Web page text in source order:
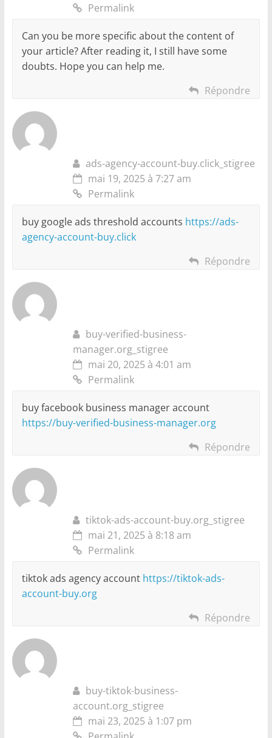
Permalink
Can you be more specific about the content of
your article? After reading it, I still have some
doubts. Hope you can help me.
Répondre
ads-agency-account-buy.click_stigree
mai 19, 2025 à 7:27 am
Permalink
buy google ads threshold accounts https://ads-
agency-account-buy.click
Répondre
buy-verified-business-
manager.org_stigree
mai 20, 2025 à 4:01 am
Permalink
buy facebook business manager account
https://buy-verified-business-manager.org
Répondre
tiktok-ads-account-buy.org_stigree
mai 21, 2025 à 8:18 am
Permalink
tiktok ads agency account https://tiktok-ads-
account-buy.org
Répondre
buy-tiktok-business-
account.org_stigree
mai 23, 2025 à 1:07 pm